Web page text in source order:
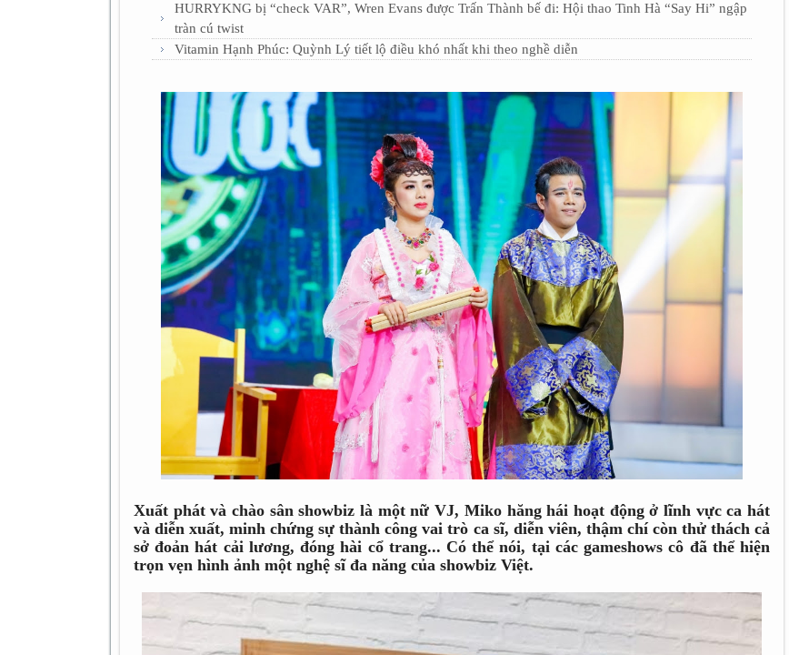
HURRYKNG bị “check VAR”, Wren Evans được Trấn Thành bế đi: Hội thao Tinh Hà “Say Hi” ngập
tràn cú twist
Vitamin Hạnh Phúc: Quỳnh Lý tiết lộ điều khó nhất khi theo nghề diễn
Xuất phát và chào sân showbiz là một nữ VJ, Miko hăng hái hoạt động ở lĩnh vực ca hát
và diễn xuất, minh chứng sự thành công vai trò ca sĩ, diễn viên, thậm chí còn thử thách cả
sở đoản hát cải lương, đóng hài cổ trang... Có thể nói, tại các gameshows cô đã thể hiện
trọn vẹn hình ảnh một nghệ sĩ đa năng của showbiz Việt.